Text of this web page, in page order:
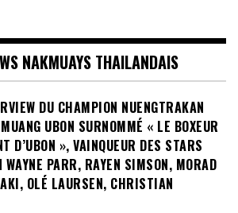
NAKMUAYS THAILANDAIS
DU CHAMPION NUENGTRAKAN
UBON SURNOMMÉ « LE BOXEUR
D’UBON », VAINQUEUR DES STARS
WAYNE PARR, RAYEN SIMSON, MORAD
OLÉ LAURSEN, CHRISTIAN